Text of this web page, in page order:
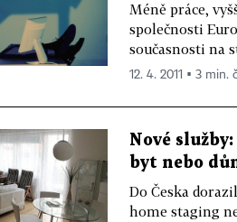
Méně práce,
společnosti
současnosti na
12. 4. 2011 ▪ 3 min.
Nové
byt nebo
Do Česka
home staging